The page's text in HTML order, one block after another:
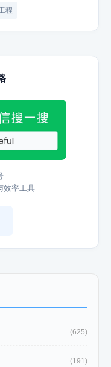
程
效率工具
(625)
(191)